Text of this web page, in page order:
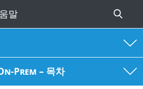
Prem – 목차